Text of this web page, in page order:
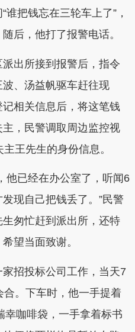
把钱忘在三轮车上了”，
后，他打了报警电话。
出所接到报警后，指令
、汤益帆驱车赶往现
相关信息后，将这笔钱
，民警调取周边监控视
王先生的身份信息。
已经在办公室了，听闻6
现自己把钱丢了。”民警
匆忙赶到派出所，还特
望当面致谢。
招投标公司工作，当天7
。下车时，他一手提着
幸咖啡袋，一手拿着标书